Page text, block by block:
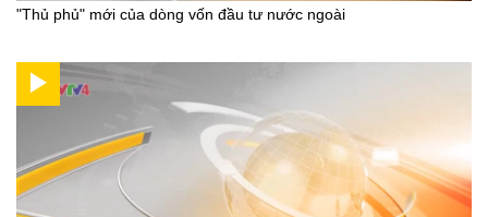
"Thủ phủ" mới của dòng vốn đầu tư nước ngoài